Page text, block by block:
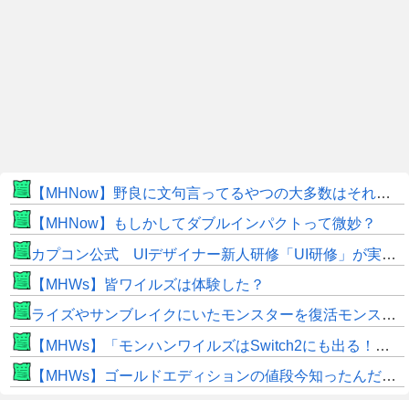
【MHNow】野良に文句言ってるやつの大多数はそれしてないだけの雑魚だから聞く耳持つだけムダよ
【MHNow】もしかしてダブルインパクトって微妙？
カプコン公式 UIデザイナー新人研修「UI研修」が実装まで進みました！
【MHWs】皆ワイルズは体験した？
ライズやサンブレイクにいたモンスターを復活モンスターと呼ぶのはやめよう
【MHWs】「モンハンワイルズはSwitch2にも出る！」👈こいつにかけたい言葉ｗｗｗｗｗｗｗｗｗ
【MHWs】ゴールドエディションの値段今知ったんだけどやっっっっっっすwwwww